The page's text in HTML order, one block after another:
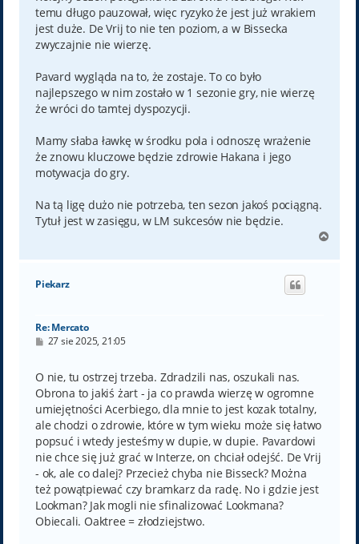
temu długo pauzował, więc ryzyko że jest już wrakiem
jest duże. De Vrij to nie ten poziom, a w Bissecka
zwyczajnie nie wierzę.
Pavard wygląda na to, że zostaje. To co było
najlepszego w nim zostało w 1 sezonie gry, nie wierzę
że wróci do tamtej dyspozycji.
Mamy słaba ławkę w środku pola i odnoszę wrażenie
że znowu kluczowe będzie zdrowie Hakana i jego
motywacja do gry.
Na tą ligę dużo nie potrzeba, ten sezon jakoś pociągną.
Tytuł jest w zasięgu, w LM sukcesów nie będzie.
g
Piekarz
Re: Mercato
P27 sie 2025, 21:05
O nie, tu ostrzej trzeba. Zdradzili nas, oszukali nas.
Obrona to jakiś żart - ja co prawda wierzę w ogromne
umiejętności Acerbiego, dla mnie to jest kozak totalny,
ale chodzi o zdrowie, które w tym wieku może się łatwo
popsuć i wtedy jesteśmy w dupie, w dupie. Pavardowi
nie chce się już grać w Interze, on chciał odejść. De Vrij
- ok, ale co dalej? Przecież chyba nie Bisseck? Można
też powątpiewać czy bramkarz da radę. No i gdzie jest
Lookman? Jak mogli nie sfinalizować Lookmana?
Obiecali. Oaktree = złodziejstwo.